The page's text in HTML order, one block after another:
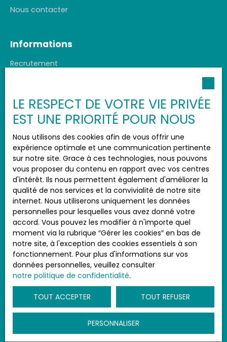
Nous contacter
Informations
Recrutement
Mentions légales
Politique de confidentialité
Plan du site
Gérer les cookies
Propulsé par
+33 6 96 41 72 40
24 rue Franco BELIZAIRE - quartier, Lajus
97221 Le Carbet Martinique
LE RESPECT DE VOTRE VIE PRIVÉE
EST UNE PRIORITÉ POUR NOUS
Nous utilisons des cookies afin de vous offrir une
expérience optimale et une communication pertinente
sur notre site. Grace à ces technologies, nous pouvons
vous proposer du contenu en rapport avec vos centres
d'intérêt. Ils nous permettent également d'améliorer la
qualité de nos services et la convivialité de notre site
internet. Nous utiliserons uniquement les données
personnelles pour lesquelles vous avez donné votre
accord. Vous pouvez les modifier à n'importe quel
moment via la rubrique ″Gérer les cookies″ en bas de
notre site, à l'exception des cookies essentiels à son
fonctionnement. Pour plus d'informations sur vos
données personnelles, veuillez consulter
notre politique de confidentialité.
TOUT ACCEPTER TOUT REFUSER
PERSONNALISER